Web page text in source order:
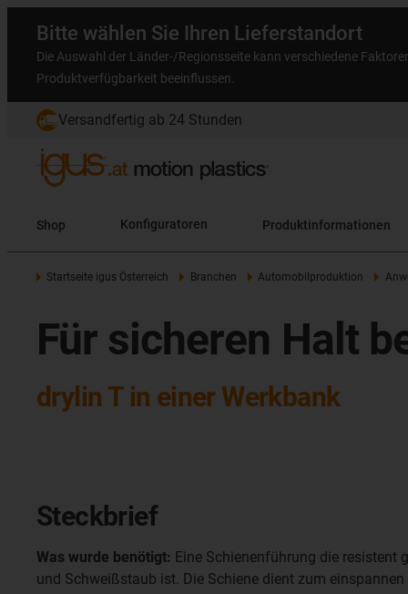
Bitte wählen Sie Ihren Lieferstandort
Die Auswahl der Länder-/Regionsseite kann verschiedene
Produktverfügbarkeit beeinflussen.
Versandfertig ab 24 Stunden
Shop Konfiguratoren Produktinformationen
Startseite igus Österreich Branchen Automobilproduktion
Für sicheren Halt
drylin T in einer Werkbank
Steckbrief
Was wurde benötigt: Eine Schienenführung die resistent
und Schweißstaub ist. Die Schiene dient zum